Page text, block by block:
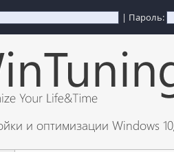
| Пароль:
и оптимизации Windows